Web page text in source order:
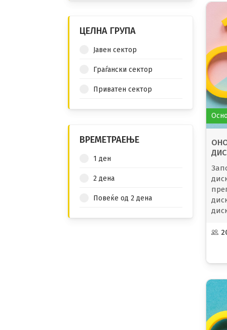
ЦЕЛНА ГРУПА
Јавен сектор
Граѓански сектор
Приватен сектор
ВРЕМЕТРАЕЊЕ
1 ден
2 дена
Повеќе од 2 дена
п